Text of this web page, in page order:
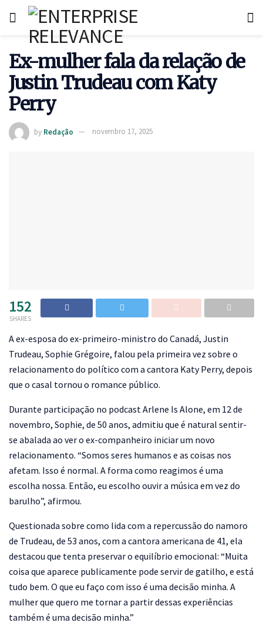
Ex-mulher fala da relação de
Justin Trudeau com Katy
Perry
by Redação novembro 17, 2025
152
SHARES
Aex-esposa do ex-primeiro-ministro do Canadá, Justin
Trudeau, Sophie Grégoire, falou pela primeira vez sobre o
relacionamento do político com a cantora Katy Perry, depois
que o casal tornou o romance público.
Durante participação no podcast Arlene Is Alone, em 12 de
novembro, Sophie, de 50 anos, admitiu que é natural sentir-
se abalada ao ver o ex-companheiro iniciar um novo
relacionamento. “Somos seres humanos e as coisas nos
afetam. Isso é normal. A forma como reagimos é uma
escolha nossa. Então, eu escolho ouvir a música em vez do
barulho”, afirmou.
Questionada sobre como lida com a repercussão do namoro
de Trudeau, de 53 anos, com a cantora americana de 41, ela
destacou que tenta preservar o equilíbrio emocional: “Muita
coisa que aparece publicamente pode servir de gatilho, e está
tudo bem. O que eu faço com isso é uma decisão minha. A
mulher que quero me tornar a partir dessas experiências
também é uma decisão minha.”